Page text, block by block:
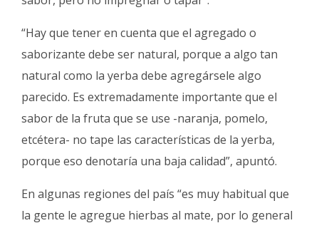
“Hay que tener en cuenta que el agregado o
saborizante debe ser natural, porque a algo tan
natural como la yerba debe agregársele algo
parecido. Es extremadamente importante que el
sabor de la fruta que se use -naranja, pomelo,
etcétera- no tape las características de la yerba,
porque eso denotaría una baja calidad”, apuntó.
En algunas regiones del país “es muy habitual que
la gente le agregue hierbas al mate, por lo general